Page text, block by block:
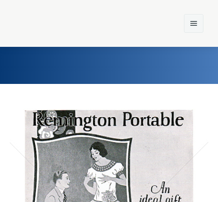
Einst und Heute
Marken
Konzerne
Epoche